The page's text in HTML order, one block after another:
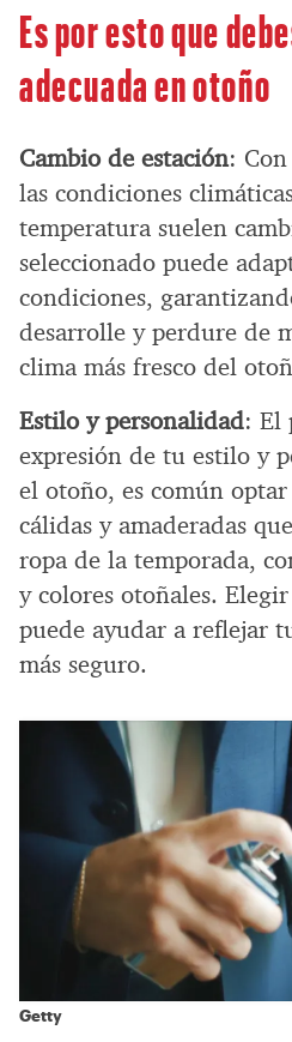
Es por esto que
adecuada en otoño
Cambio de estación:
las condiciones
temperatura suelen
seleccionado puede
condiciones,
desarrolle y perdure de
clima más fresco del
Estilo y personalidad: El
expresión de tu estilo y
el otoño, es común
cálidas y amaderadas
ropa de la temporada,
y colores otoñales.
puede ayudar a reflejar
más seguro.
Getty